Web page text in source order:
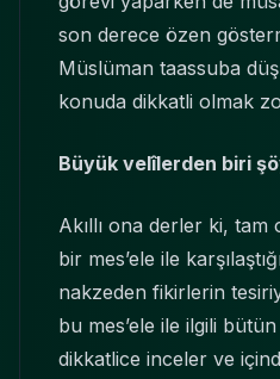
son derece özen
Müslüman taassuba
konuda dikkatli olmak
Büyük velîlerden biri
Akıllı ona derler ki, tam
bir mes’ele ile
nakzeden fikirlerin
bu mes’ele ile ilgili
dikkatlice inceler ve